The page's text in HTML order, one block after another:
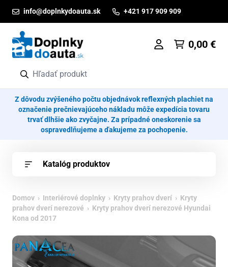
info@doplnkydoauta.sk +421 917 909 909
0,00 €
Z dôvodu zvýšeného počtu objednávok reflexných plachiet na
označenie prečnievajúceho nákladu môže expedícia tovaru
trvať dlhšie ako zvyčajne. Za prípadné oneskorenie sa
ospravedlňujeme a ďakujeme za pochopenie.
Katalóg produktov
Domov › Interiérové doplnky › Kryty prahov dverí › Kryty
prahov dverí nerezové › Kryty prahov dverí nerezové Hyundai
Kona od 2017